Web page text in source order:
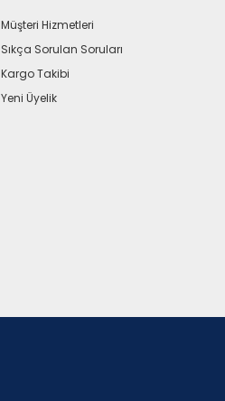
Müşteri Hizmetleri
Sıkça Sorulan Soruları
Kargo Takibi
Yeni Üyelik